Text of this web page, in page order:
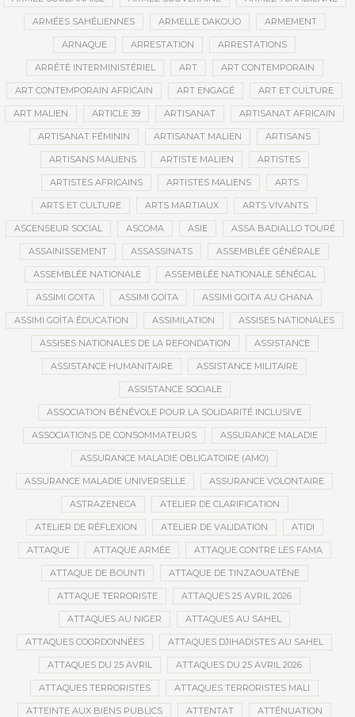
ARMÉES SAHÉLIENNES ARMELLE DAKOUO ARMEMENT
ARNAQUE ARRESTATION ARRESTATIONS
ARRÊTÉ INTERMINISTÉRIEL ART ART CONTEMPORAIN
ART CONTEMPORAIN AFRICAIN ART ENGAGÉ ART ET CULTURE
ART MALIEN ARTICLE 39 ARTISANAT ARTISANAT AFRICAIN
ARTISANAT FÉMININ ARTISANAT MALIEN ARTISANS
ARTISANS MALIENS ARTISTE MALIEN ARTISTES
ARTISTES AFRICAINS ARTISTES MALIENS ARTS
ARTS ET CULTURE ARTS MARTIAUX ARTS VIVANTS
ASCENSEUR SOCIAL ASCOMA ASIE ASSA BADIALLO TOURÉ
ASSAINISSEMENT ASSASSINATS ASSEMBLÉE GÉNÉRALE
ASSEMBLÉE NATIONALE ASSEMBLÉE NATIONALE SÉNÉGAL
ASSIMI GOITA ASSIMI GOÏTA ASSIMI GOITA AU GHANA
ASSIMI GOÏTA ÉDUCATION ASSIMILATION ASSISES NATIONALES
ASSISES NATIONALES DE LA REFONDATION ASSISTANCE
ASSISTANCE HUMANITAIRE ASSISTANCE MILITAIRE
ASSISTANCE SOCIALE
ASSOCIATION BÉNÉVOLE POUR LA SOLIDARITÉ INCLUSIVE
ASSOCIATIONS DE CONSOMMATEURS ASSURANCE MALADIE
ASSURANCE MALADIE OBLIGATOIRE (AMO)
ASSURANCE MALADIE UNIVERSELLE ASSURANCE VOLONTAIRE
ASTRAZENECA ATELIER DE CLARIFICATION
ATELIER DE RÉFLEXION ATELIER DE VALIDATION ATIDI
ATTAQUE ATTAQUE ARMÉE ATTAQUE CONTRE LES FAMA
ATTAQUE DE BOUNTI ATTAQUE DE TINZAOUATÈNE
ATTAQUE TERRORISTE ATTAQUES 25 AVRIL 2026
ATTAQUES AU NIGER ATTAQUES AU SAHEL
ATTAQUES COORDONNÉES ATTAQUES DJIHADISTES AU SAHEL
ATTAQUES DU 25 AVRIL ATTAQUES DU 25 AVRIL 2026
ATTAQUES TERRORISTES ATTAQUES TERRORISTES MALI
ATTEINTE AUX BIENS PUBLICS ATTENTAT ATTÉNUATION